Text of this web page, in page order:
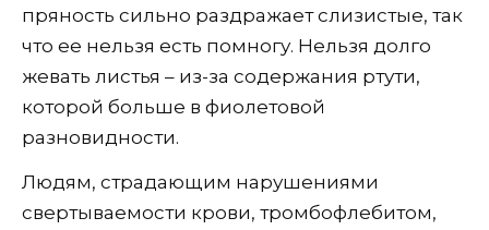
пряность сильно раздражает слизистые, так
что ее нельзя есть помногу. Нельзя долго
жевать листья – из-за содержания ртути,
которой больше в фиолетовой
разновидности.
Людям, страдающим нарушениями
свертываемости крови, тромбофлебитом,